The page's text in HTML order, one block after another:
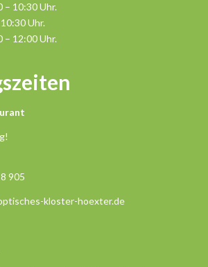
10:30 Uhr.
Uhr.
– 12:00 Uhr.
905
kloster-hoexter.de